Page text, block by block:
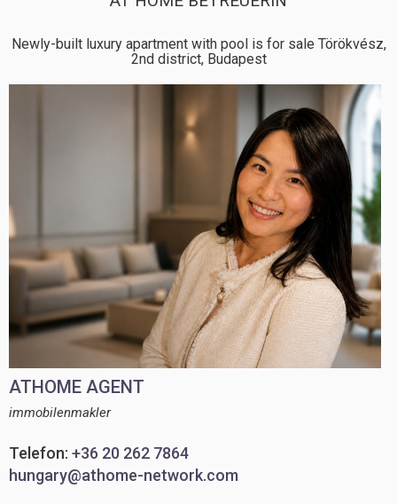
Newly-built luxury apartment with pool is for sale Törökvész,
2nd district, Budapest
ATHOME AGENT
immobilenmakler
Telefon: +36 20 262 7864
hungary@athome-network.com